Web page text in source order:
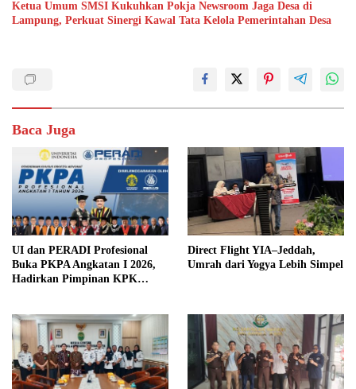
Ketua Umum SMSI Kukuhkan Pokja Newsroom Jaga Desa di
Lampung, Perkuat Sinergi Kawal Tata Kelola Pemerintahan Desa
Baca Juga
UI dan PERADI Profesional
Buka PKPA Angkatan I 2026,
Hadirkan Pimpinan KPK
Direct Flight YIA–Jeddah,
Umrah dari Yogya Lebih Simpel